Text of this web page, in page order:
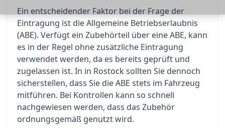
Ein entscheidender Faktor bei der Frage der
Eintragung ist die Allgemeine Betriebserlaubnis
(ABE). Verfügt ein Zubehörteil über eine ABE, kann
es in der Regel ohne zusätzliche Eintragung
verwendet werden, da es bereits geprüft und
zugelassen ist. In in Rostock sollten Sie dennoch
sicherstellen, dass Sie die ABE stets im Fahrzeug
mitführen. Bei Kontrollen kann so schnell
nachgewiesen werden, dass das Zubehör
ordnungsgemäß genutzt wird.